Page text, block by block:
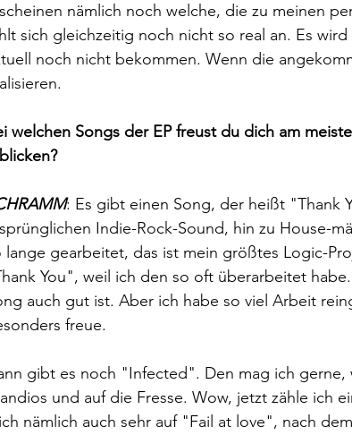
nämlich noch welche, die zu meinen
sich gleichzeitig noch nicht so real an. Es
noch nicht bekommen. Wenn die
welchen Songs der EP freust du dich am
: Es gibt einen Song, der heißt "Thank
Indie-Rock-Sound, hin zu House-
lange gearbeitet, das ist mein größtes Logic-
You", weil ich den so oft überarbeitet
auch gut ist. Aber ich habe so viel Arbeit
freue.
gibt es noch "Infected". Den mag ich
und auf die Fresse. Wow, jetzt zähle ich
nämlich auch sehr auf "Fail at love", nach